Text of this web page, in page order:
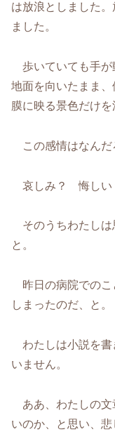
は放浪としました
ました。
歩いていても手が
地面を向いたまま
膜に映る景色だけを
この感情はなんだ
哀しみ？ 悔しい
そのうちわたしは
と。
昨日の病院でのこ
しまったのだ、と。
わたしは小説を書
いません。
ああ、わたしの文
いのか、と思い、悲